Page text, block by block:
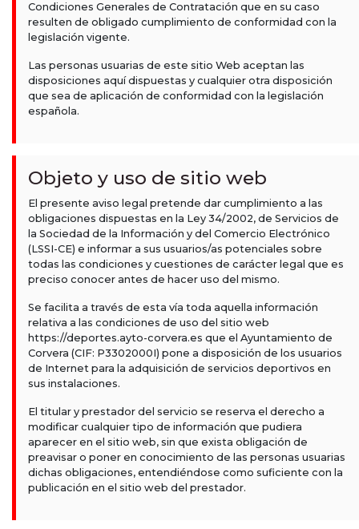
Condiciones Generales de Contratación que en su caso
resulten de obligado cumplimiento de conformidad con la
legislación vigente.
Las personas usuarias de este sitio Web aceptan las
disposiciones aquí dispuestas y cualquier otra disposición
que sea de aplicación de conformidad con la legislación
española.
Objeto y uso de sitio web
El presente aviso legal pretende dar cumplimiento a las
obligaciones dispuestas en la Ley 34/2002, de Servicios de
la Sociedad de la Información y del Comercio Electrónico
(LSSI-CE) e informar a sus usuarios/as potenciales sobre
todas las condiciones y cuestiones de carácter legal que es
preciso conocer antes de hacer uso del mismo.
Se facilita a través de esta vía toda aquella información
relativa a las condiciones de uso del sitio web
https://deportes.ayto-corvera.es que el Ayuntamiento de
Corvera (CIF: P3302000I) pone a disposición de los usuarios
de Internet para la adquisición de servicios deportivos en
sus instalaciones.
El titular y prestador del servicio se reserva el derecho a
modificar cualquier tipo de información que pudiera
aparecer en el sitio web, sin que exista obligación de
preavisar o poner en conocimiento de las personas usuarias
dichas obligaciones, entendiéndose como suficiente con la
publicación en el sitio web del prestador.